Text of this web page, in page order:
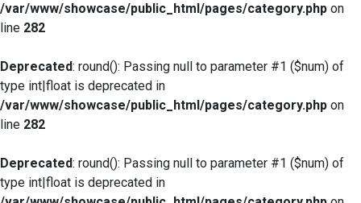
/var/www/showcase/public_html/pages/category.php on
line 282
Deprecated: round(): Passing null to parameter #1 ($num) of
type int|float is deprecated in
/var/www/showcase/public_html/pages/category.php on
line 282
Deprecated: round(): Passing null to parameter #1 ($num) of
type int|float is deprecated in